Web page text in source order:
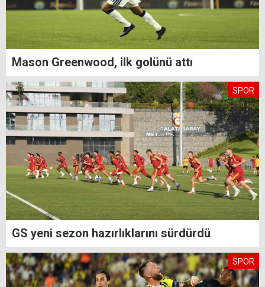
Mason Greenwood, ilk golünü attı
SPOR
GS yeni sezon hazırlıklarını sürdürdü
SPOR